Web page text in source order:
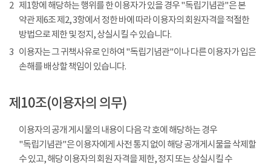
2 제1항에 해당하는 행위를 한 이용자가 있을 경우 "독립기념관"은 본
약관 제6조 제2, 3항에서 정한 바에 따라 이용자의 회원자격을 적절한
방법으로 제한 및 정지, 상실시킬 수 있습니다.
3 이용자는 그 귀책사유로 인하여 "독립기념관"이나 다른 이용자가 입은
손해를 배상할 책임이 있습니다.
제10조(이용자의 의무)
이용자의 공개 게시물의 내용이 다음 각 호에 해당하는 경우
"독립기념관"은 이용자에게 사전 통지 없이 해당 공개게시물을 삭제할
수 있고, 해당 이용자의 회원 자격을 제한, 정지 또는 상실시킬 수